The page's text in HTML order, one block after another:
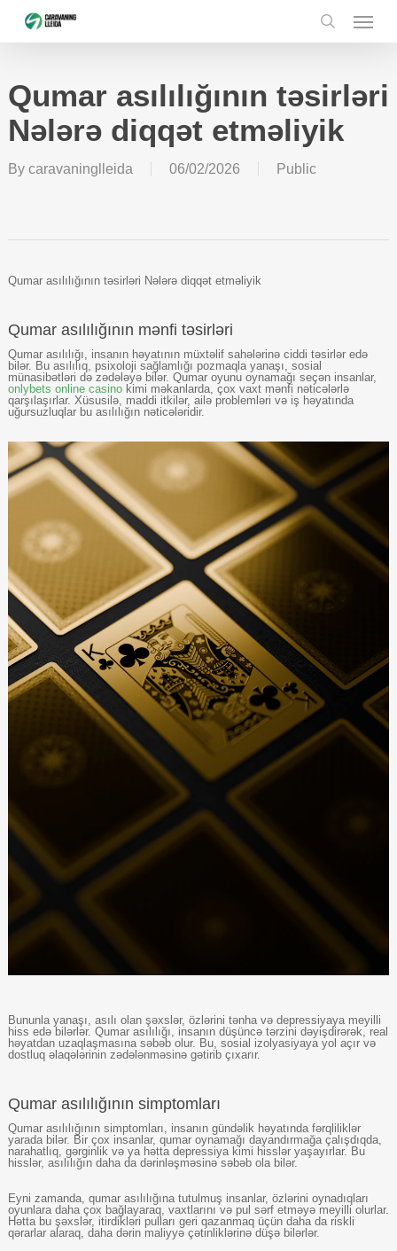
content
search
Menu
Qumar asılılığının təsirləri
Nələrə diqqət etməliyik
By caravaninglleida 06/02/2026 Public
Qumar asılılığının təsirləri Nələrə diqqət etməliyik
Qumar asılılığının mənfi təsirləri
Qumar asılılığı, insanın həyatının müxtəlif sahələrinə ciddi təsirlər edə
bilər. Bu asılılıq, psixoloji sağlamlığı pozmaqla yanaşı, sosial
münasibətləri də zədələyə bilər. Qumar oyunu oynamağı seçən insanlar,
onlybets online casinokimi məkanlarda, çox vaxt mənfi nəticələrlə
qarşılaşırlar. Xüsusilə, maddi itkilər, ailə problemləri və iş həyatında
uğursuzluqlar bu asılılığın nəticələridir.
Bununla yanaşı, asılı olan şəxslər, özlərini tənha və depressiyaya meyilli
hiss edə bilərlər. Qumar asılılığı, insanın düşüncə tərzini dəyişdirərək, real
həyatdan uzaqlaşmasına səbəb olur. Bu, sosial izolyasiyaya yol açır və
dostluq əlaqələrinin zədələnməsinə gətirib çıxarır.
Qumar asılılığının simptomları
Qumar asılılığının simptomları, insanın gündəlik həyatında fərqliliklər
yarada bilər. Bir çox insanlar, qumar oynamağı dayandırmağa çalışdıqda,
narahatlıq, gərginlik və ya hətta depressiya kimi hisslər yaşayırlar. Bu
hisslər, asılılığın daha da dərinləşməsinə səbəb ola bilər.
Eyni zamanda, qumar asılılığına tutulmuş insanlar, özlərini oynadıqları
oyunlara daha çox bağlayaraq, vaxtlarını və pul sərf etməyə meyilli olurlar.
Hətta bu şəxslər, itirdikləri pulları geri qazanmaq üçün daha da riskli
qərarlar alaraq, daha dərin maliyyə çətinliklərinə düşə bilərlər.